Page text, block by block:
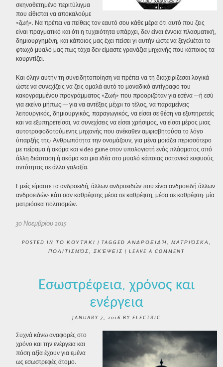
σκηνοθετημένο περιτύλιγμα
που είθισται να αποκαλούμε
«ζωή». Να πρέπει να πείθεις τον εαυτό σου κάθε μέρα ότι αυτό που ζεις
είναι πραγματικό και ότι η τυχαιότητα υπάρχει, δεν είναι έννοια πλασματική,
δημιουργημένη, και κάποιος μας έχει πείσει γι αυτήν ώστε να ξεγελιέται το
φτωχό μυαλό μας πως τάχα δεν είμαστε γρανάζια μηχανής που κάποιος τα
κουρντίζει.
Και όλην αυτήν τη συνειδητοποίηση να πρέπει να τη διαχειρίζεσαι λογικά
ώστε να συνεχίζεις να ζεις ομαλά αυτό το μοναδικό αντίγραφο του
κακογραμμένου προγράμματος «Ζωή» που προοριζόταν για εσένα —ή εσύ
για εκείνο μήπως;— για να αντέξεις μέχρι το τέλος, να παραμείνεις
λειτουργικός, δημιουργικός, παραγωγικός, να είσαι σε θέση να εξυπηρετείς
και να εξυπηρετείσαι, να συνεχίσεις να είσαι χρήσιμος, να είσαι μέρος μιας
αυτοτροφοδοτούμενης μηχανής που ανέκαθεν αμφισβητούσα το λόγο
ύπαρξής της· Ανθρωπότητα την ονομάζουν, για μένα μοιάζει περισσότερο
με πείραμα ή ακόμα και video game στον υπολογιστή ενός πλάσματος από
άλλη διάσταση ή ακόμα και μια ιδέα στο μυαλό κάποιας σατανικά ευφυούς
οντότητας σε άλλο γαλαξία.
Εμείς είμαστε τα ανδροειδή, άλλων ανδροειδών που είναι ανδροειδή άλλων
ανδροειδών· κάτι σαν καθρέφτης μέσα σε καθρέφτη, μέσα σε καθρέφτη· μία
ματριόσκα πολιτισμών.
30 Νοεμβρίου 2015
POSTED IN ΤΟ ΚΟΥΤΆΚΙ | TAGGED ΑΝΔΡΟΕΙΔΉ ΜΑΤΡΙΌΣΚΑ
ΠΟΛΙΤΙΣΜΌΣ
ΣΚΈΨΕΙΣ | LEAVE A COMMENT
Εσωστρέφεια, χρόνος και
ενέργεια
JANUARY 7, 2016 BY ELECTRIC
Συχνά κάνω αναφορές στο
χρόνο και την ενέργεια και
πόση αξία έχουν για εμένα
ως εσωστρεφές άτομο.